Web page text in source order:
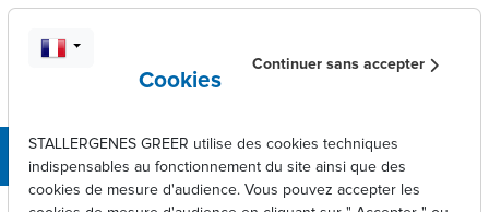
Aller au contenu principal
Cookies
Continuer sans accepter
STALLERGENES GREER utilise des cookies techniques
indispensables au fonctionnement du site ainsi que des
cookies de mesure d'audience. Vous pouvez accepter les